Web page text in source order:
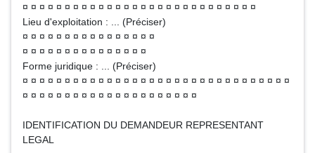
¤ ¤ ¤ ¤ ¤ ¤ ¤ ¤ ¤ ¤ ¤ ¤ ¤ ¤ ¤ ¤ ¤ ¤ ¤ ¤ ¤ ¤ ¤ ¤ ¤ ¤ ¤ ¤
Lieu d'exploitation : ... (Préciser)
¤ ¤ ¤ ¤ ¤ ¤ ¤ ¤ ¤ ¤ ¤ ¤ ¤ ¤ ¤ ¤
¤ ¤ ¤ ¤ ¤ ¤ ¤ ¤ ¤ ¤ ¤ ¤ ¤ ¤ ¤
Forme juridique : ... (Préciser)
¤ ¤ ¤ ¤ ¤ ¤ ¤ ¤ ¤ ¤ ¤ ¤ ¤ ¤ ¤ ¤ ¤ ¤ ¤ ¤ ¤ ¤ ¤ ¤ ¤ ¤ ¤ ¤ ¤ ¤ ¤ ¤
¤ ¤ ¤ ¤ ¤ ¤ ¤ ¤ ¤ ¤ ¤ ¤ ¤ ¤ ¤ ¤ ¤ ¤ ¤ ¤ ¤
IDENTIFICATION DU DEMANDEUR REPRESENTANT
LEGAL